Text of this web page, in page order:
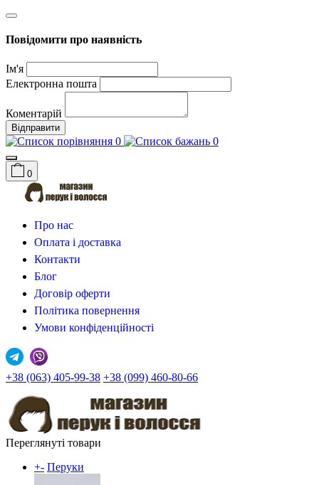
Повідомити про наявність
Ім'я
Електронна пошта
Коментарій
Відправити
0 0
0
Про нас
Оплата і доставка
Контакти
Блог
Договір оферти
Політика повернення
Умови конфіденційності
+38 (063) 405-99-38 +38 (099) 460-80-66
Переглянуті товари
+- Перуки